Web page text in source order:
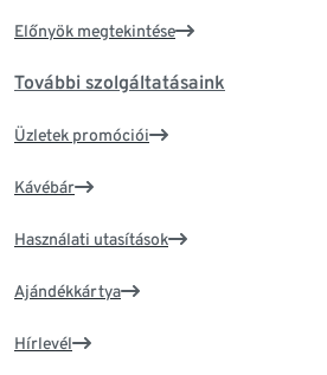
Előnyök megtekintése
További szolgáltatásaink
Üzletek promóciói
Kávébár
Használati utasítások
Ajándékkártya
Hírlevél